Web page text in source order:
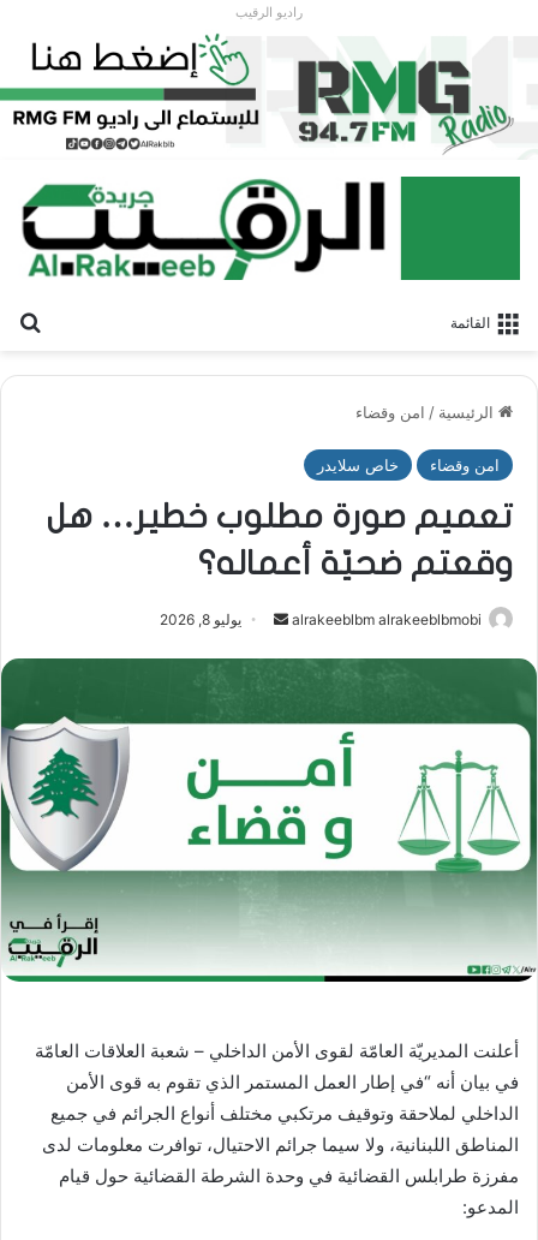
راديو الرقيب
القائمة
الرئيسية / امن وقضاء
امن وقضاء خاص سلايدر
تعميم صورة مطلوب خطير… هل
وقعتم ضحيّة أعماله؟
alrakeeblbm alrakeeblbmobi
أرسل
إلكترونيا
يوليو 8, 2026
أعلنت المديريّة العامّة لقوى الأمن الداخلي – شعبة العلاقات العامّة
في بيان أنه “في إطار العمل المستمر الذي تقوم به قوى الأمن
الداخلي لملاحقة وتوقيف مرتكبي مختلف أنواع الجرائم في جميع
المناطق اللبنانية، ولا سيما جرائم الاحتيال، توافرت معلومات لدى
مفرزة طرابلس القضائية في وحدة الشرطة القضائية حول قيام
المدعو: